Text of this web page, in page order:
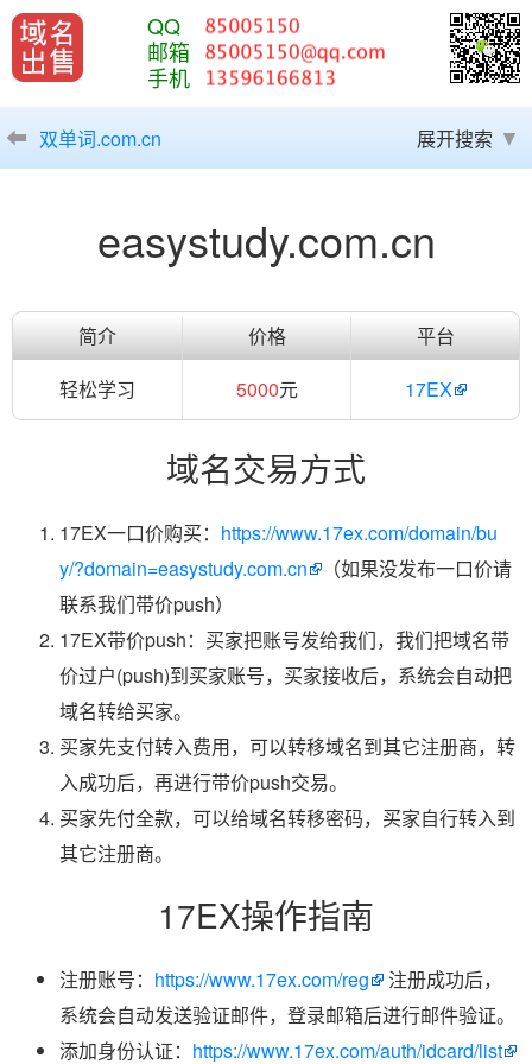
QQ
邮箱
手机
双单词.com.cn 展开搜索
easystudy.com.cn
简介 价格
平台
轻松学习
5000元 17EX
域名交易方式
17EX一口价购买： https://www.17ex.com/domain/bu
y/?domain=easystudy.com.cn
（如果没发布一口价请
联系我们带价push）
17EX带价push：买家把账号发给我们，我们把域名带
价过户(push)到买家账号，买家接收后，系统会自动把
域名转给买家。
买家先支付转入费用，可以转移域名到其它注册商，转
入成功后，再进行带价push交易。
买家先付全款，可以给域名转移密码，买家自行转入到
其它注册商。
17EX操作指南
注册账号： https://www.17ex.com/reg
注册成功后，
系统会自动发送验证邮件，登录邮箱后进行邮件验证。
添加身份认证： https://www.17ex.com/auth/idcard/list